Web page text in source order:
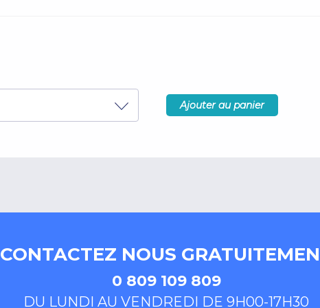
Ajouter au panier
CONTACTEZ NOUS
0 809 109 809
DU LUNDI AU VENDREDI DE 9H00-17H30